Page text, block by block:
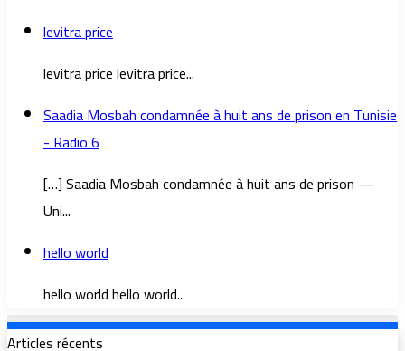
levitra price
levitra price levitra price...
Saadia Mosbah condamnée à huit ans de prison en Tunisie
- Radio 6
[…] Saadia Mosbah condamnée à huit ans de prison —
Uni...
hello world
hello world hello world...
Articles récents